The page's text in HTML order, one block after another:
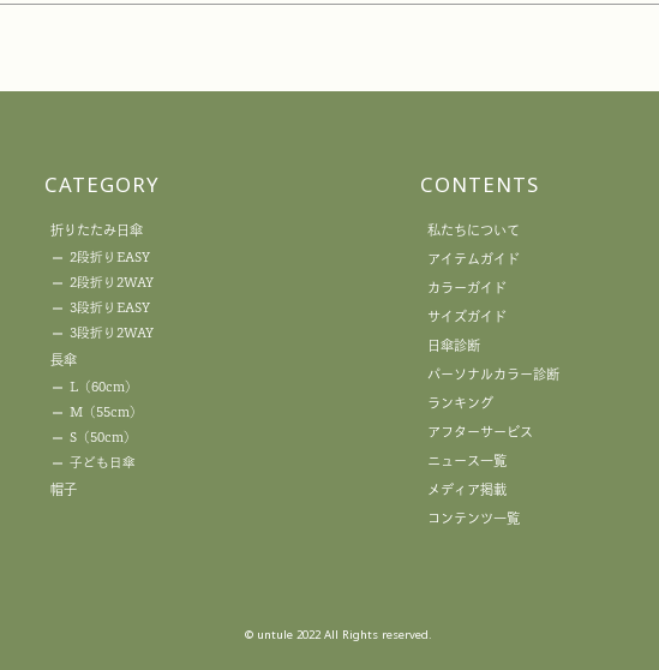
CATEGORY
折りたたみ日傘
2段折りEASY
2段折り2WAY
3段折りEASY
3段折り2WAY
長傘
L（60cm）
M（55cm）
S（50cm）
子ども日傘
帽子
CONTENTS
私たちについて
アイテムガイド
カラーガイド
サイズガイド
日傘診断
パーソナルカラー診断
ランキング
アフターサービス
ニュース一覧
メディア掲載
コンテンツ一覧
© untule 2022 All Rights reserved.